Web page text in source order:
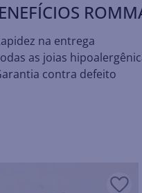
na entrega
as joias
contra defeito